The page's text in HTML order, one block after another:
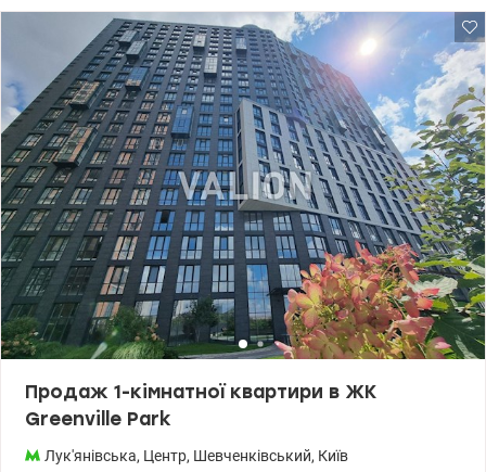
склінням та високими стелями (3 м). Розташований у центрі
Києва, в пішій доступності до метро, ​​ботанічного саду,
навчальних закладів та ділових центрів. Позитивні якості:
підземний паркінг, охорона, закрита територія, якісне
будівництво, встановлені сонячні панелі. 044 200 10 80
Valion.ua/1137682 044 200 10 80 Valion.ua/1137682
Продаж 1-кімнатної квартири в ЖК
Greenville Park
Лук'янівська, Центр, Шевченківський, Київ